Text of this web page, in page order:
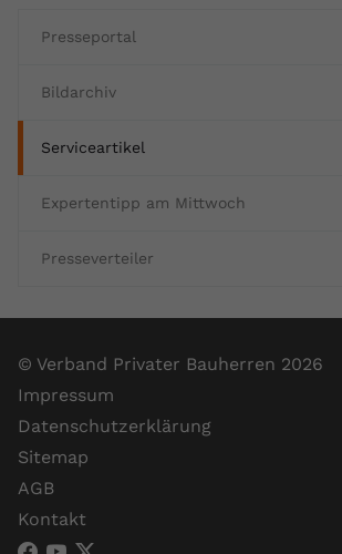
Presseportal
Bildarchiv
Serviceartikel
Expertentipp am Mittwoch
Presseverteiler
© Verband Privater Bauherren 2026
Impressum
Datenschutzerklärung
Sitemap
AGB
Kontakt